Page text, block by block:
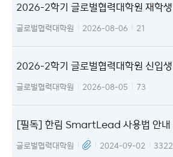
입
력
창
2026-2학기 글로벌협력대학원 재학
24.~8.28.)
글로벌협력대학원 2026-08-06 21
2026-2학기 글로벌협력대학원 신입
0.~ 8.12.)
글로벌협력대학원 2026-08-05 73
[필독] 한림 SmartLead 사용법 안내
글로벌협력대학원 2024-09-02 3322